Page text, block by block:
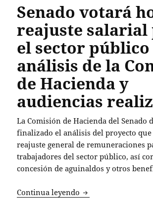
Senado votará
reajuste salarial
el sector
análisis de la
de Hacienda y
audiencias
La Comisión de Hacienda del Senado
finalizado el análisis del proyecto
reajuste general de remuneraciones
trabajadores del sector público, así
concesión de aguinaldos y otros
Continua leyendo Senado votará hoy